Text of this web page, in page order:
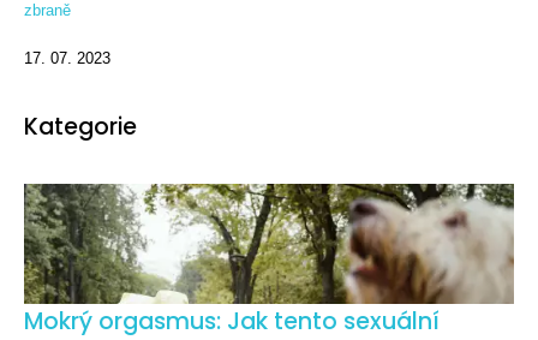
zbraně
17. 07. 2023
Kategorie
Mokrý orgasmus: Jak tento sexuální